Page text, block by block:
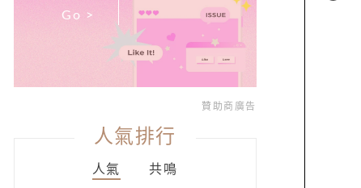
Go >
贊助商廣告
人氣排行
人氣 共鳴